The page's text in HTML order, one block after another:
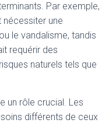
Par exemple,
nécessiter une
le vandalisme, tandis
requérir des
naturels tels que
un rôle crucial. Les
différents de ceux